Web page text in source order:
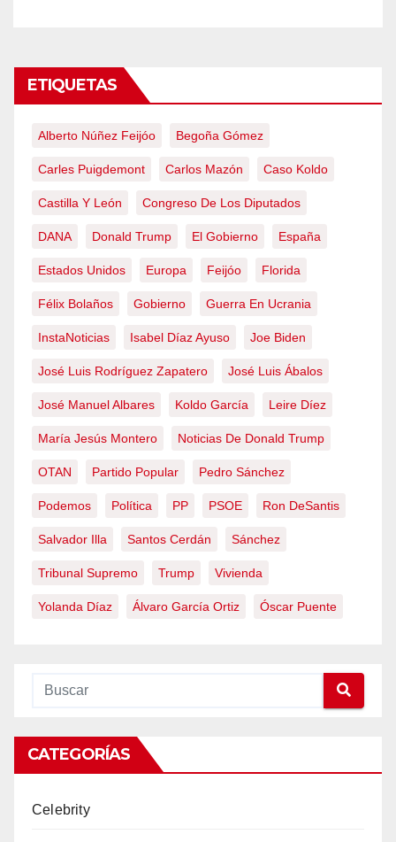
ETIQUETAS
Alberto Núñez Feijóo Begoña Gómez
Carles Puigdemont Carlos Mazón Caso Koldo
Castilla Y León Congreso De Los Diputados
DANA Donald Trump El Gobierno España
Estados Unidos Europa Feijóo Florida
Félix Bolaños Gobierno Guerra En Ucrania
InstaNoticias Isabel Díaz Ayuso Joe Biden
José Luis Rodríguez Zapatero José Luis Ábalos
José Manuel Albares Koldo García Leire Díez
María Jesús Montero Noticias De Donald Trump
OTAN Partido Popular Pedro Sánchez
Podemos Política PP PSOE Ron DeSantis
Salvador Illa Santos Cerdán Sánchez
Tribunal Supremo Trump Vivienda
Yolanda Díaz Álvaro García Ortiz Óscar Puente
CATEGORÍAS
Celebrity